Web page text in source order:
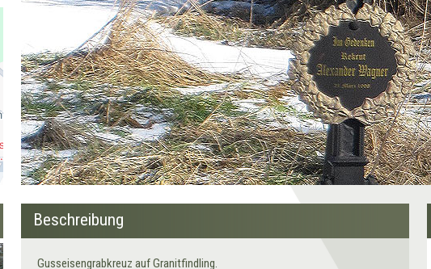
Beschreibung
Gusseisengrabkreuz auf Granitfindling.